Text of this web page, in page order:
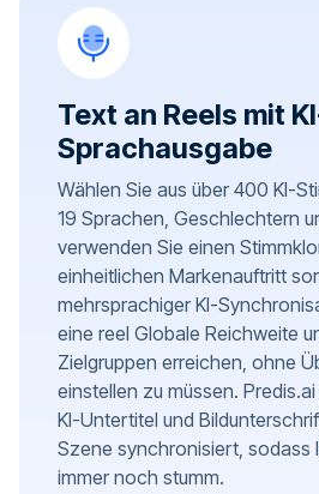
Text an Reels mit
Sprachausgabe
Wählen Sie aus über 400 KI-
19 Sprachen, Geschlechtern
verwenden Sie einen
einheitlichen Markenauftritt
mehrsprachiger KI-
eine reel Globale Reichweite
Zielgruppen erreichen, ohne
einstellen zu müssen.
KI-Untertitel und
Szene synchronisiert, sodass
immer noch stumm.